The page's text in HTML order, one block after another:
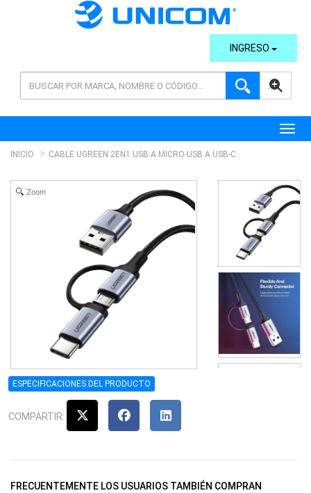
AVANZADA
INGRESO
INICIO CABLE UGREEN 2EN1 USB A MICRO-USB A USB-C
Zoom
ESPECIFICACIONES DEL PRODUCTO
COMPARTIR:
FRECUENTEMENTE LOS USUARIOS TAMBIÉN COMPRAN